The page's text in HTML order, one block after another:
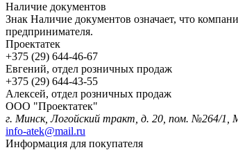
Наличие документов
Знак Наличие документов означает, что
предпринимателя.
Проектатек
+375 (29) 644-46-67
Евгений, отдел розничных продаж
+375 (29) 644-43-55
Алексей, отдел розничных продаж
ООО "Проектатек"
г. Минск, Логойский тракт, д. 20, пом. №264/1,
info-atek@mail.ru
Информация для покупателя